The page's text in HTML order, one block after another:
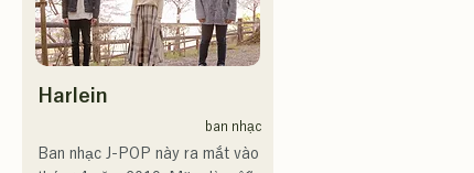
Harlein
ban nhạc
Ban nhạc J-POP này ra mắt vào